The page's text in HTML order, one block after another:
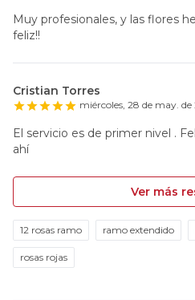
Muy profesionales, y las flores
feliz!!
Cristian Torres
miércoles, 28 de may. de
El servicio es de primer nivel .
ahí
Ver más
12 rosas ramo ramo extendido
rosas rojas